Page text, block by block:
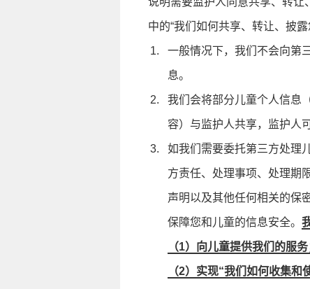
中的“我们如何共享、转让、披
一般情况下，我们不会向第
息。
我们会将部分儿童个人信息
容）与监护人共享，监护人
如我们需要委托第三方处理
方责任、处理事项、处理期
声明以及其他任何相关的保
保障您和儿童的信息安全。
（1）向儿童提供我们的服务
（2）实现“我们如何收集和